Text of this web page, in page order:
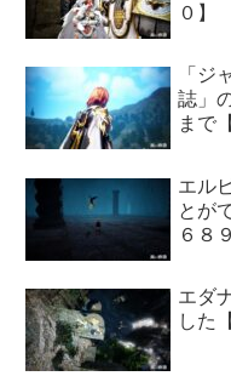
０】
「ジ
誌」
まで
エル
とが
６８
エダ
した